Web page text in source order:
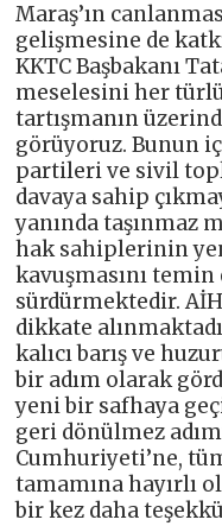
Maraş’ın
gelişmesine de
KKTC Başbakanı
meselesini her
tartışmanın
görüyoruz. Bunun
partileri ve sivil
davaya sahip
yanında taşınmaz
hak sahiplerinin
kavuşmasını
sürdürmektedir.
dikkate
kalıcı barış ve
bir adım olarak
yeni bir safhaya
geri dönülmez
Cumhuriyeti’ne,
tamamına hayırlı
bir kez daha